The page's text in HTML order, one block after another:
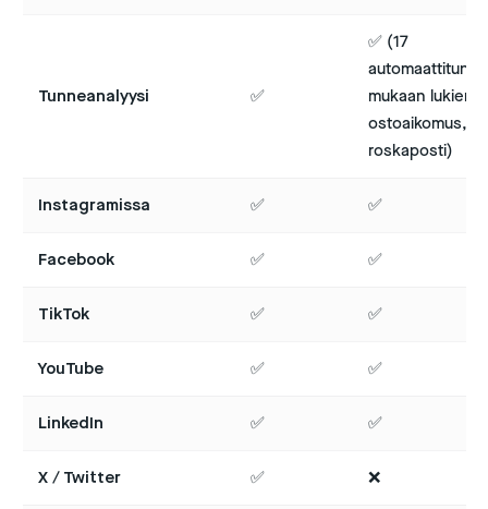
Tunneanalyysi ✅
✅ (17
mukaan lukien
ostoaikomus,
roskaposti)
Instagramissa ✅ ✅
Facebook ✅ ✅
TikTok ✅ ✅
YouTube ✅ ✅
LinkedIn ✅ ✅
X / Twitter ✅ ❌